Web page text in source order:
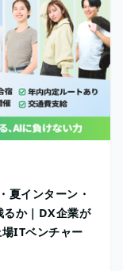
夏インターン・
るか｜DX企業が
ITベンチャー